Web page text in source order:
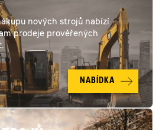
nových strojů nabízí
prodeje prověřených
NABÍDKA